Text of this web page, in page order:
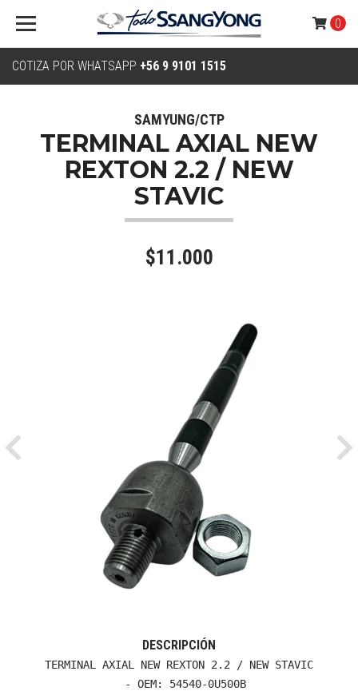
COTIZA POR WHATSAPP +56 9 9101 1515
0
SAMYUNG/CTP
TERMINAL AXIAL NEW
REXTON 2.2 / NEW
STAVIC
$11.000
Previous
DESCRIPCIÓN
TERMINAL AXIAL NEW REXTON 2.2 / NEW STAVIC
  - OEM: 54540-0U500B